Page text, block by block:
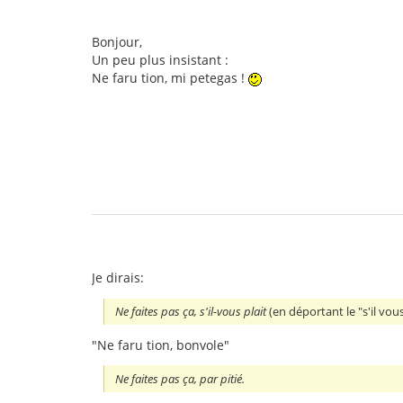
Bonjour,
Un peu plus insistant :
Ne faru tion, mi petegas !
Je dirais:
Ne faites pas ça, s'il-vous plait(en déportant le "s'il
"Ne faru tion, bonvole"
Ne faites pas ça, par pitié.